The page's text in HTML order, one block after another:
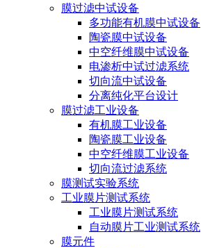
膜过滤中试设备
多功能有机膜中试设备
陶瓷膜中试设备
中空纤维膜中试设备
电渗析中试过滤系统
切向流中试设备
分离纯化平台设计
膜过滤工业设备
有机膜工业设备
陶瓷膜工业设备
中空纤维膜工业设备
切向流过滤系统
膜测试实验系统
工业膜片测试系统
工业膜片测试系统
自动膜片工业测试系统
膜元件